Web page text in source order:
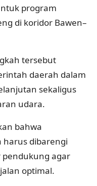
program
di koridor Bawen–
tersebut
daerah dalam
sekaligus
udara.
bahwa
harus dibarengi
agar
optimal.